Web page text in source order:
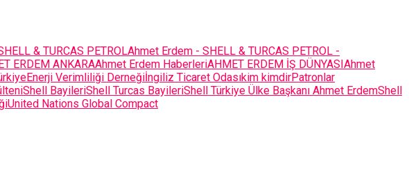
& TURCAS PETROLAhmet Erdem - SHELL & TURCAS PETROL -
ERDEM ANKARAAhmet Erdem HaberleriAHMET ERDEM İŞ DÜNYASIAhmet
Enerji Verimliliği Derneğiİngiliz Ticaret Odasıkim kimdirPatronlar
Shell BayileriShell Turcas BayileriShell Türkiye Ülke Başkanı Ahmet ErdemShell
United Nations Global Compact